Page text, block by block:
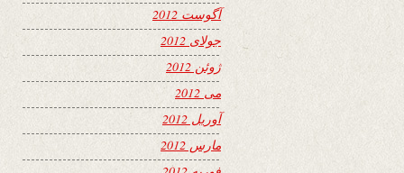
آگوست 2012
جولای 2012
ژوئن 2012
می 2012
آوریل 2012
مارس 2012